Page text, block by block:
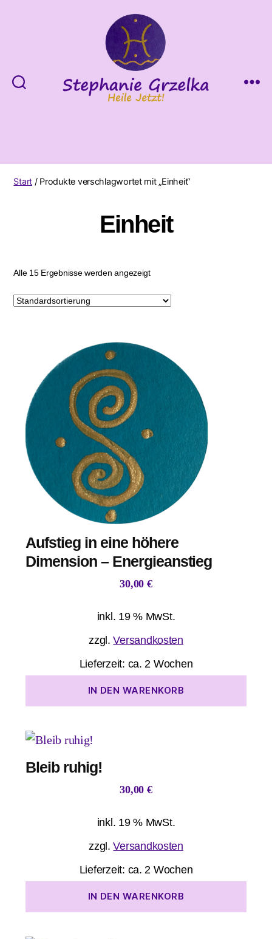
Start / Produkte verschlagwortet mit „Einheit“
Einheit
Alle 15 Ergebnisse werden angezeigt
Aufstieg in eine höhere
Dimension – Energieanstieg
30,00 €
inkl. 19 % MwSt.
zzgl.Versandkosten
Lieferzeit: ca. 2 Wochen
IN DEN WARENKORB
Bleib ruhig!
30,00 €
inkl. 19 % MwSt.
zzgl.Versandkosten
Lieferzeit: ca. 2 Wochen
IN DEN WARENKORB